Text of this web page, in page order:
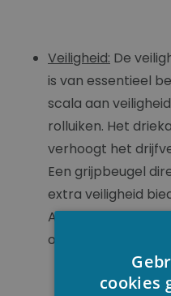
Veiligheid: De
is van essentieel
scala aan
rolluiken. Het
verhoogt het
Een grijpbeugel
extra veiligheid
Aquadeck
openen en sluiten.
cookies